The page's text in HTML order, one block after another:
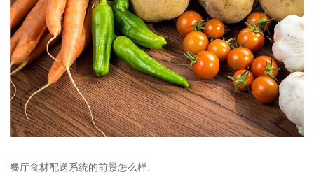
餐厅食材配送系统的前景怎么样: